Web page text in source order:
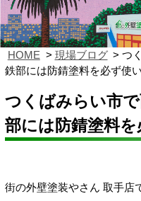
HOME 現場ブログ
つ
鉄部には防錆塗料を必ず使
つくばみらい市
部には防錆塗料
街の外壁塗装やさん 取手店